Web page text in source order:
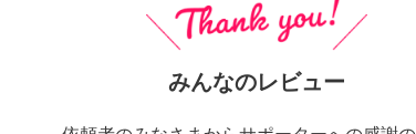
みんなのレビュー